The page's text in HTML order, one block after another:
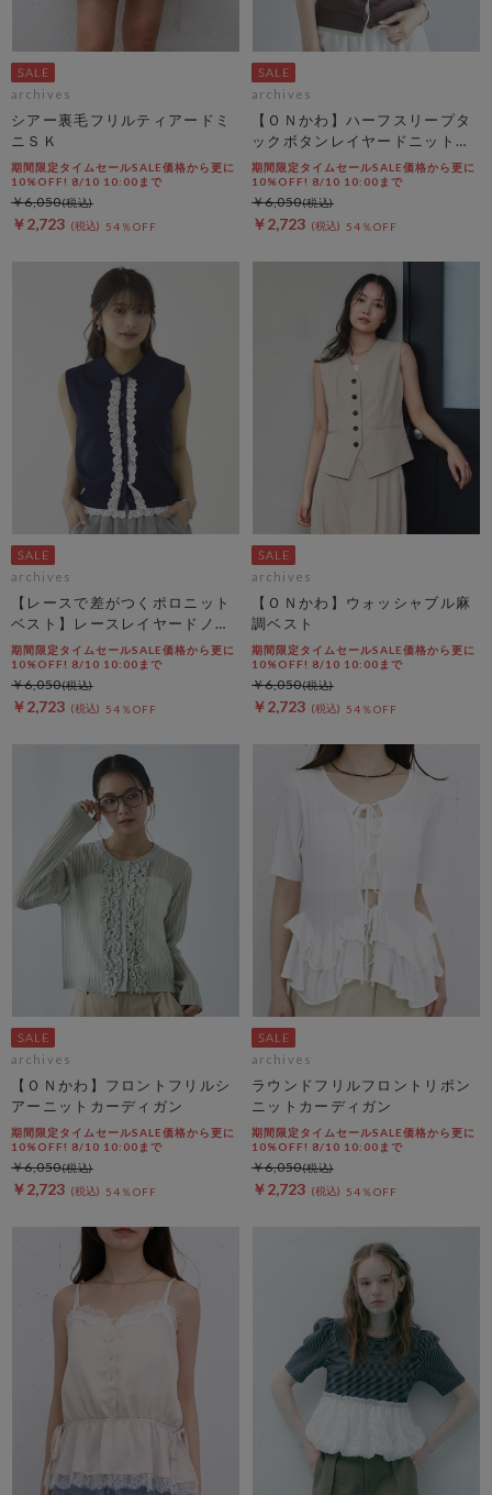
archives
シアー裏毛フリルティアードミ
ニＳＫ
期間限定タイムセールSALE価格から更に
10%OFF! 8/10 10:00まで
￥2,723 54％OFF
￥6,050
archives
【ＯＮかわ】ハーフスリープタ
ックボタンレイヤードニットカ
ーディガン
期間限定タイムセールSALE価格から更に
10%OFF! 8/10 10:00まで
￥2,723 54％OFF
￥6,050
archives
【レースで差がつくポロニット
ベスト】レースレイヤードノー
スリポロニットベスト
期間限定タイムセールSALE価格から更に
10%OFF! 8/10 10:00まで
￥2,723 54％OFF
￥6,050
archives
【ＯＮかわ】ウォッシャブル麻
調ベスト
期間限定タイムセールSALE価格から更に
10%OFF! 8/10 10:00まで
￥2,723 54％OFF
￥6,050
archives
【ＯＮかわ】フロントフリルシ
アーニットカーディガン
期間限定タイムセールSALE価格から更に
10%OFF! 8/10 10:00まで
￥2,723 54％OFF
￥6,050
archives
ラウンドフリルフロントリボン
ニットカーディガン
期間限定タイムセールSALE価格から更に
10%OFF! 8/10 10:00まで
￥2,723 54％OFF
￥6,050